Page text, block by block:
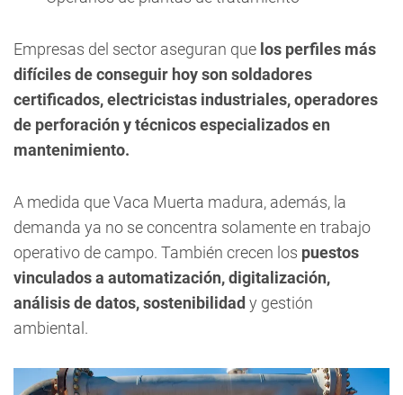
Empresas del sector aseguran que los perfiles más
difíciles de conseguir hoy son soldadores
certificados, electricistas industriales, operadores
de perforación y técnicos especializados en
mantenimiento.
A medida que Vaca Muerta madura, además, la
demanda ya no se concentra solamente en trabajo
operativo de campo. También crecen los puestos
vinculados a automatización, digitalización,
análisis de datos, sostenibilidad y gestión
ambiental.